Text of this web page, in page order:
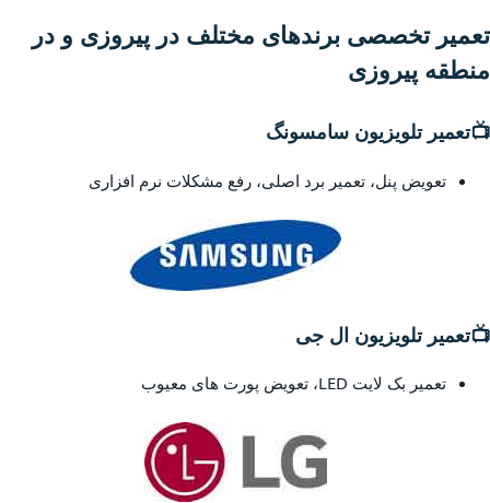
تعمیر تخصصی برندهای مختلف در پیروزی و در
منطقه پیروزی
📺تعمیر تلویزیون سامسونگ
تعویض پنل، تعمیر برد اصلی، رفع مشکلات نرم افزاری
📺تعمیر تلویزیون ال جی
تعمیر بک لایت LED، تعویض پورت های معیوب